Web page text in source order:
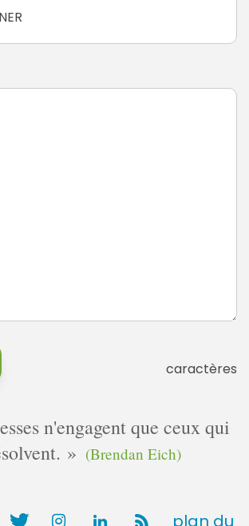
caractères
n'engagent que ceux qui
(Brendan Eich)
plan du